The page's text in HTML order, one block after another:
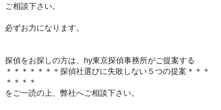
ご相談下さい。
必ずお力になります。
探偵をお探しの方は、hy東京探偵事務所がご提案する
＊＊＊＊＊＊＊探偵社選びに失敗しない５つの提案＊＊＊
＊＊＊＊
をご一読の上、弊社へご相談下さい。